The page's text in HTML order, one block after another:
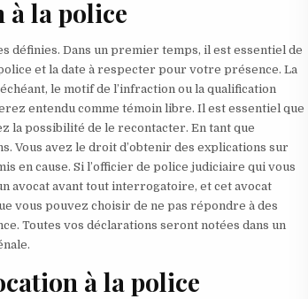
à la police
définies. Dans un premier temps, il est essentiel de
et la date à respecter pour votre présence. La
le motif de l’infraction ou la qualification
entendu comme témoin libre. Il est essentiel que
la possibilité de le recontacter. En tant que
Vous avez le droit d’obtenir des explications sur
en cause. Si l’officier de police judiciaire qui vous
avocat avant tout interrogatoire, et cet avocat
vous pouvez choisir de ne pas répondre à des
Toutes vos déclarations seront notées dans un
à la police